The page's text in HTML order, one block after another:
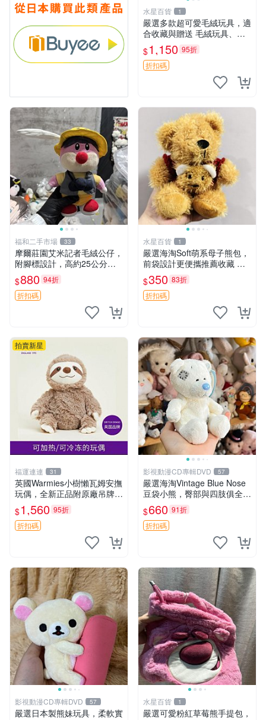
水星百貨 1
嚴選多款超可愛毛絨玩具，適
合收藏與贈送 毛絨玩具、抱
枕、公仔
$1,150 95折
折扣碼
福和二手市場 33
摩爾莊園艾米記者毛絨公仔，
附腳標設計，高約25公分，
全新未拆封，限量珍藏。艾米
記者 毛絨公仔 超萌玩偶
$880 94折
折扣碼
水星百貨 1
嚴選海淘Soft萌系母子熊包，
前袋設計更便攜推薦收藏 母
子熊 軟綿綿 包包
$350 83折
折扣碼
拍賣新星
福運連連 31
英國Warmies小樹懶瓦姆安撫
玩偶，全新正品附原廠吊牌與
防塵袋，內藏薰衣草可加熱，
適合各個年齡層，冷暖兩用享
受抱抱樂趣，不容錯過嚴選好
$1,560 95折
折扣碼
影視動漫CD專輯DVD 57
嚴選海淘Vintage Blue Nose
豆袋小熊，臀部與四肢俱全，
坐高11公分，附原盒與吊牌
收藏。藍鼻子小熊，值得擁有
玩具 憶熊
$660 91折
折扣碼
影視動漫CD專輯DVD 57
嚴選日本製熊妹玩具，柔軟實
水星百貨 1
嚴選可愛粉紅草莓熊手提包，